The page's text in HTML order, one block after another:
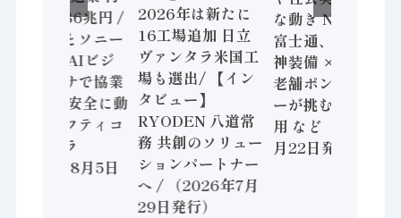
加価値額86兆円 /
三菱電機とソニー
セミコン AIビジ
ョンセンサで協業
/ IDEC、安全に動
かすセーフティコ
ントローラ
（2026年8月5日
2026年は新たに
16工場追加 日立
ヴァンタラ米国工
場も選出/ 【イン
タビュー】
RYODEN 八道常
務 共創のソリュー
ションパートナー
へ / （2026年7月
29日発行）
な動き Noetra、
富士通、日立 / 兵
神装備 × HMS、
老舗ポンプメーカ
ーが挑むデータ活
用 など（2026年7
月22日発行）